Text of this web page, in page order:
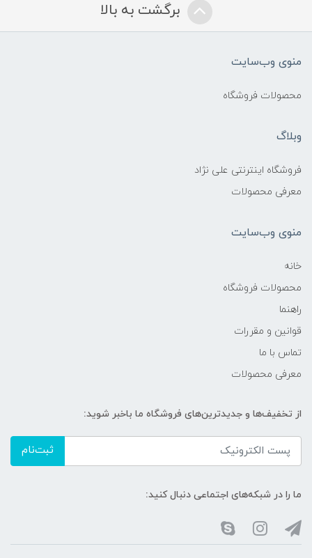
برگشت به بالا
منوی وب‌سایت
محصولات فروشگاه
وبلاگ
فروشگاه اینترنتی علی نژاد
معرفی محصولات
منوی وب‌سایت
خانه
محصولات فروشگاه
راهنما
قوانین و مقررات
تماس با ما
معرفی محصولات
از تخفیف‌ها و جدیدترین‌های فروشگاه ما باخبر شوید:
ثبت‌نام
ما را در شبکه‌های اجتماعی دنبال کنید: